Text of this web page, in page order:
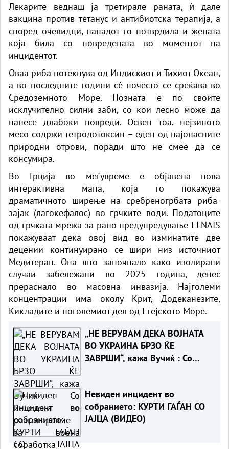
Лекарите веднаш ја третирале раната, ѝ дале
вакцина против тетанус и антибиотска терапија, а
според очевидци, нападот го потврдила и жената
која била со повредената во моментот на
инцидентот.
Оваа риба потекнува од Индискиот и Тихиот Океан,
а во последните години сè почесто се среќава во
Средоземното Море. Позната е по своите
исклучително силни заби, со кои лесно може да
нанесе длабоки повреди. Освен тоа, нејзиното
месо содржи тетродотоксин – еден од најопасните
природни отрови, поради што не смее да се
консумира.
Во Грција во меѓувреме е објавена нова
интерактивна мапа, која го покажува
драматичното ширење на сребреногрбата риба-
зајак (лагокефалос) во грчките води. Податоците
од грчката мрежа за рано предупредување ELNAIS
покажуваат дека овој вид во изминатите две
децении континуирано се шири низ источниот
Медитеран. Она што започнало како изолирани
случаи забележани во 2025 година, денес
прераснало во масовна инвазија. Најголеми
концентрации има околу Крит, Додеканезите,
Кикладите и поголемиот дел од Егејското Море.
„НЕ ВЕРУВАМ ДЕКА ВОЈНАТА
ВО УКРАИНА БРЗО ЌЕ
ЗАВРШИ“, кажа Вучиќ : Со
Невиден инцидент во
собранието: КУРТИ ГАЃАН СО
ЈАЈЦА (ВИДЕО)